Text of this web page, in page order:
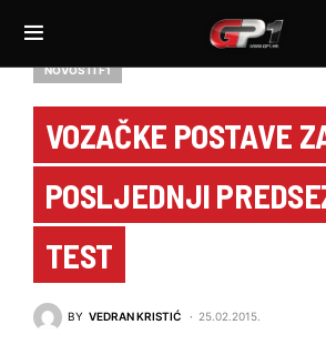
NOVOSTI F1
VOZAČKE POSTAVE
POSLJEDNJI
TEST
BY VEDRAN KRISTIĆ 25.02.2015.